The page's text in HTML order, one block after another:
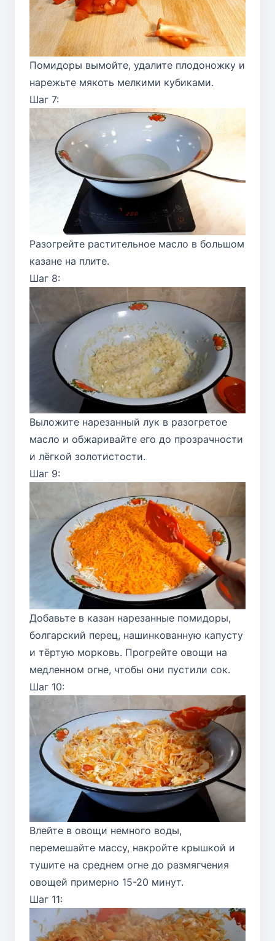
Помидоры вымойте, удалите плодоножку и
нарежьте мякоть мелкими кубиками.
Шаг 7:
Разогрейте растительное масло в большом
казане на плите.
Шаг 8:
Выложите нарезанный лук в разогретое
масло и обжаривайте его до прозрачности
и лёгкой золотистости.
Шаг 9:
Добавьте в казан нарезанные помидоры,
болгарский перец, нашинкованную капусту
и тёртую морковь. Прогрейте овощи на
медленном огне, чтобы они пустили сок.
Шаг 10:
Влейте в овощи немного воды,
перемешайте массу, накройте крышкой и
тушите на среднем огне до размягчения
овощей примерно 15-20 минут.
Шаг 11: